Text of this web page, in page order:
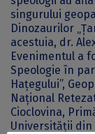
singurului
Dinozaurilor
acestuia, dr.
Evenimentul a
Speologie în
Hațegului”,
Național
Cioclovina,
Universității din